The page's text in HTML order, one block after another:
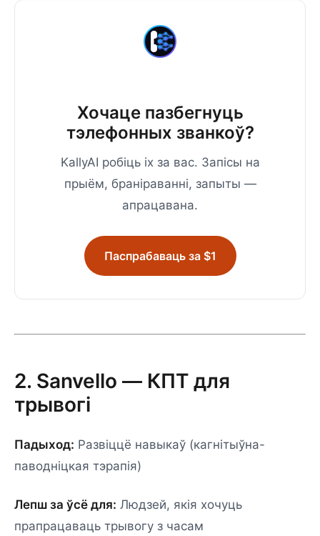
Хочаце пазбегнуць
тэлефонных званкоў?
KallyAI робіць іх за вас. Запісы на
прыём, браніраванні, запыты —
апрацавана.
Паспрабаваць за $1
2. Sanvello — КПТ для
трывогі
Падыход: Развіццё навыкаў (кагнітыўна-
паводніцкая тэрапія)
Лепш за ўсё для: Людзей, якія хочуць
прапрацаваць трывогу з часам